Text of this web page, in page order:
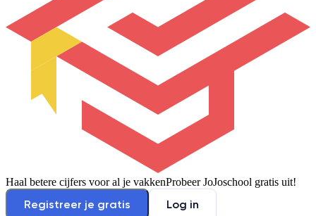
Haal betere cijfers voor al je vakkenProbeer JoJoschool gratis uit!
Registreer je gratis Log in